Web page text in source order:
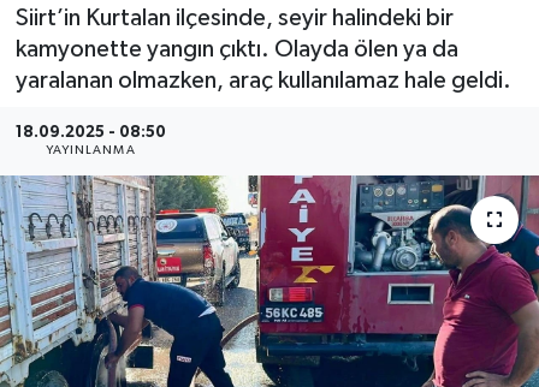
Siirt’in Kurtalan ilçesinde, seyir halindeki bir
kamyonette yangın çıktı. Olayda ölen ya da
yaralanan olmazken, araç kullanılamaz hale geldi.
18.09.2025 - 08:50
YAYINLANMA
KÜLTÜR-SANAT
SAĞLIK-YAŞAM
Tüm Manşetler
Son Dakika Haberleri
Haber Arşivi